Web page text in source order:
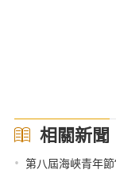
相關新聞
• 第八屆海峽青年